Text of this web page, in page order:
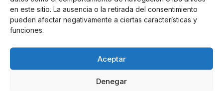
en este sitio. La ausencia o la retirada del consentimiento
pueden afectar negativamente a ciertas características y
funciones.
Aceptar
Denegar
Fortnite regresa para iOS en la Unión